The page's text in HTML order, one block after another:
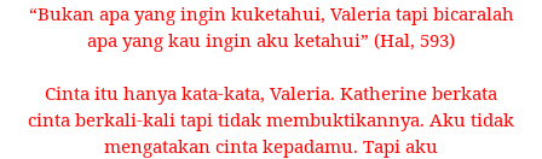
“Bukan apa yang ingin kuketahui, Valeria tapi bicaralah
apa yang kau ingin aku ketahui” (Hal, 593)
Cinta itu hanya kata-kata, Valeria. Katherine berkata
cinta berkali-kali tapi tidak membuktikannya. Aku tidak
mengatakan cinta kepadamu. Tapi aku